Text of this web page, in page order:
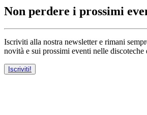
Non perdere i prossimi
Iscriviti alla nostra newsletter e rimani
novità e sui prossimi eventi nelle
Iscriviti!